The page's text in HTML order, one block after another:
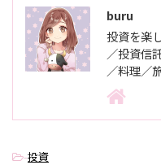
buru
投資を楽
／投資信
／料理／
-投資